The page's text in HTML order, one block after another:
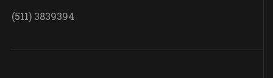
(511) 3839394